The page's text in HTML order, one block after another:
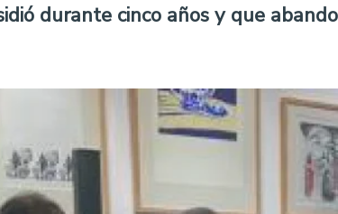
durante cinco años y que